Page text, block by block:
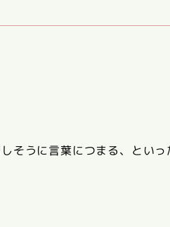
そうに言葉につまる、とい